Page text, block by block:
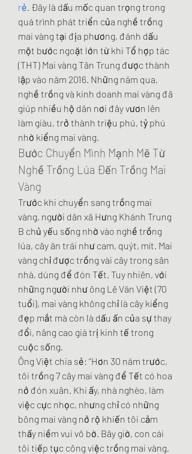
rẻ . Đây là dấu mốc quan trọng trong
quá trình phát triển của nghề trồng
mai vàng tại địa phương, đánh dấu
một bước ngoặt lớn từ khi Tổ hợp tác
(THT) Mai vàng Tân Trung được thành
lập vào năm 2016. Những năm qua,
nghề trồng và kinh doanh mai vàng đã
giúp nhiều hộ dân nơi đây vươn lên
làm giàu, trở thành triệu phú, tỷ phú
nhờ kiểng mai vàng.
Bước Chuyển Mình Mạnh Mẽ Từ
Nghề Trồng Lúa Đến Trồng Mai
Vàng
Trước khi chuyển sang trồng mai
vàng, người dân xã Hưng Khánh Trung
B chủ yếu sống nhờ vào nghề trồng
lúa, cây ăn trái như cam, quýt, mít. Mai
vàng chỉ được trồng vài cây trong sân
nhà, dùng để đón Tết. Tuy nhiên, với
những người như ông Lê Văn Việt (70
tuổi), mai vàng không chỉ là cây kiểng
đẹp mắt mà còn là dấu ấn của sự thay
đổi, nâng cao giá trị kinh tế trong
cuộc sống.
Ông Việt chia sẻ: “Hơn 30 năm trước,
tôi trồng 7 cây mai vàng để Tết có hoa
nở đón xuân. Khi ấy, nhà nghèo, làm
việc cực nhọc, nhưng chỉ có những
bông mai vàng nở rộ khiến tôi cảm
thấy niềm vui vô bờ. Bây giờ, con cái
tôi tiếp tục công việc trồng mai vàng,